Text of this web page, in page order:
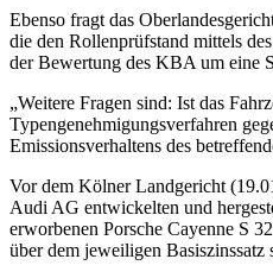
Ebenso fragt das
die den Rollenprüfstand mittels
der Bewertung des KBA um eine
„Weitere Fragen sind: Ist das
Typengenehmigungsverfahren
Emissionsverhaltens des
Vor dem Kölner Landgericht
Audi AG entwickelten und
erworbenen Porsche Cayenne S
über dem jeweiligen